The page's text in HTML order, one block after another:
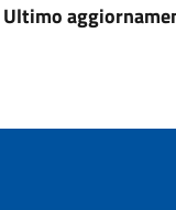
Ultimo